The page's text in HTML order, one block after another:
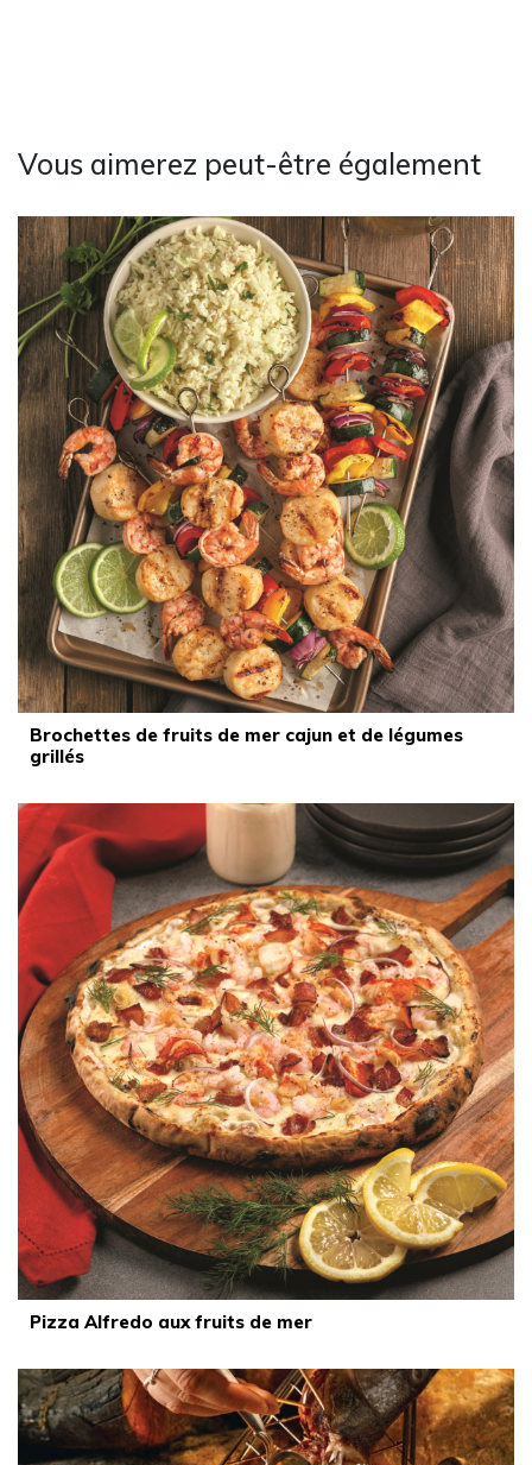
Vous aimerez peut-être également
Brochettes de fruits de mer cajun et de légumes
grillés
Pizza Alfredo aux fruits de mer